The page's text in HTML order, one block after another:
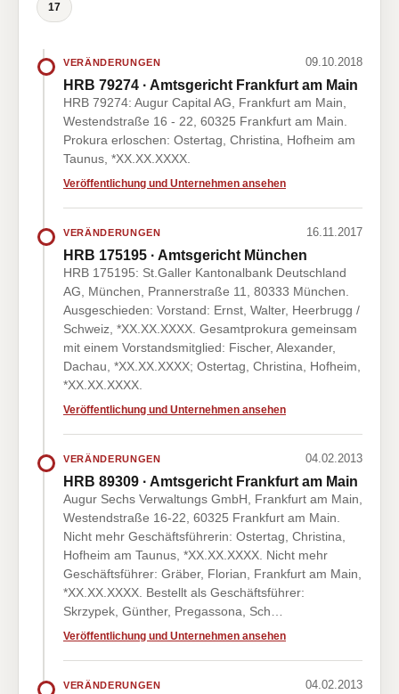
17
VERÄNDERUNGEN 09.10.2018
HRB 79274 · Amtsgericht Frankfurt am Main
HRB 79274: Augur Capital AG, Frankfurt am Main,
Westendstraße 16 - 22, 60325 Frankfurt am Main.
Prokura erloschen: Ostertag, Christina, Hofheim am
Taunus, *XX.XX.XXXX.
Veröffentlichung und Unternehmen ansehen
VERÄNDERUNGEN 16.11.2017
HRB 175195 · Amtsgericht München
HRB 175195: St.Galler Kantonalbank Deutschland
AG, München, Prannerstraße 11, 80333 München.
Ausgeschieden: Vorstand: Ernst, Walter, Heerbrugg /
Schweiz, *XX.XX.XXXX. Gesamtprokura gemeinsam
mit einem Vorstandsmitglied: Fischer, Alexander,
Dachau, *XX.XX.XXXX; Ostertag, Christina, Hofheim,
*XX.XX.XXXX.
Veröffentlichung und Unternehmen ansehen
VERÄNDERUNGEN 04.02.2013
HRB 89309 · Amtsgericht Frankfurt am Main
Augur Sechs Verwaltungs GmbH, Frankfurt am Main,
Westendstraße 16-22, 60325 Frankfurt am Main.
Nicht mehr Geschäftsführerin: Ostertag, Christina,
Hofheim am Taunus, *XX.XX.XXXX. Nicht mehr
Geschäftsführer: Gräber, Florian, Frankfurt am Main,
*XX.XX.XXXX. Bestellt als Geschäftsführer:
Skrzypek, Günther, Pregassona, Sch…
Veröffentlichung und Unternehmen ansehen
VERÄNDERUNGEN 04.02.2013